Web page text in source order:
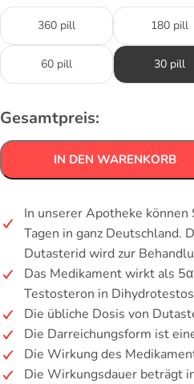
360 pill 180 pill
60 pill 30 pill
Gesamtpreis:
IN DEN WARENKORB
In unserer Apotheke
Tagen in ganz Deutschland.
Dutasterid wird zur
Das Medikament wirkt als
Testosteron in
Die übliche Dosis von
Die Darreichungsform ist
Die Wirkung des
Die Wirkungsdauer beträgt